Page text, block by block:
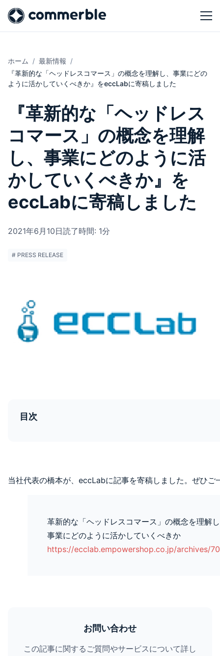
ホーム
最新情報
『革新的な「ヘッドレスコマース」の概念を理解し、事業にどの
ように活かしていくべきか』をeccLabに寄稿しました
『革新的な「ヘッドレス
コマース」の概念を理解
し、事業にどのように活
かしていくべきか』を
eccLabに寄稿しました
2021年6月10日読了時間: 1分
# PRESS RELEASE
当社代表の橋本が、eccLabに記事を寄稿しました。ぜひご
革新的な「ヘッドレスコマース」の概念を理解
事業にどのように活かしていくべきか
https://ecclab.empowershop.co.jp/archives/
目次
お問い合わせ
この記事に関するご質問やサービスについて詳し